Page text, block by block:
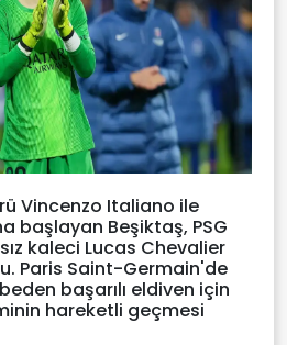
Vincenzo Italiano ile
başlayan Beşiktaş, PSG
kaleci Lucas Chevalier
Paris Saint-Germain'de
başarılı eldiven için
hareketli geçmesi